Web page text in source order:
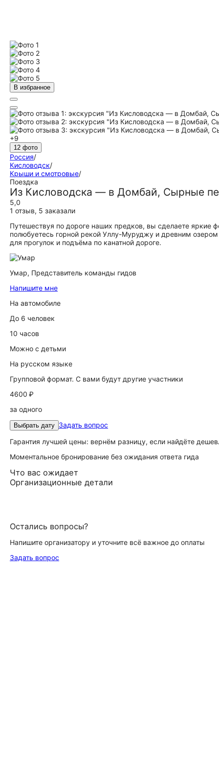
В избранное
+9
12 фото
Россия/
Кисловодск/
Крыши и смотровые/
Поездка
Из Кисловодска — в Домбай, Сырные
5,0
1 отзыв, 5 заказали
Путешествуя по дороге наших предков, вы сделаете
полюбуетесь горной рекой Уллу-Муруджу и древним
для прогулок и подъёма по канатной дороге.
Умар, Представитель команды гидов
Напишите мне
На автомобиле
До 6 человек
10 часов
Можно с детьми
На русском языке
Групповой формат. С вами будут другие участники
4600 ₽
за одного
Выбрать дату Задать вопрос
Гарантия лучшей цены: вернём разницу, если найдёте
Моментальное бронирование без ожидания ответа гида
Что вас ожидает
Организационные детали
Остались вопросы?
Напишите организатору и уточните всё важное до оплаты
Задать вопрос